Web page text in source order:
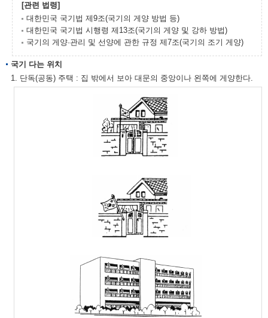
[관련 법령]
대한민국 국기법 제9조(국기의 게양 방법 등)
대한민국 국기법 시행령 제13조(국기의 게양 및 강하 방법)
국기의 게양·관리 및 선양에 관한 규정 제7조(국기의 조기 게양)
국기 다는 위치
1. 단독(공동) 주택 : 집 밖에서 보아 대문의 중앙이나 왼쪽에 게양한다.